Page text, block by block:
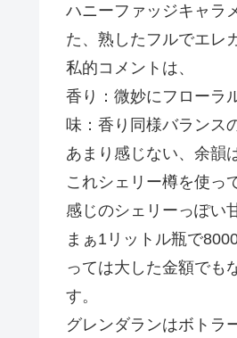
ハニーファッジキャラ
た、熟したフルでエレ
私的コメントは、
香り：微妙にフローラ
味：香り同様バランス
あまり感じない、余韻
これシェリー樽を使っ
感じのシェリーっぽい
まぁ1リットル瓶で
っては大した金額でも
す。
グレンダランはボトラ